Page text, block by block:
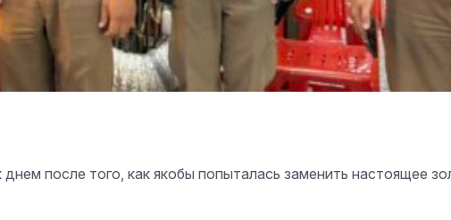
после того, как якобы попыталась заменить настоящее